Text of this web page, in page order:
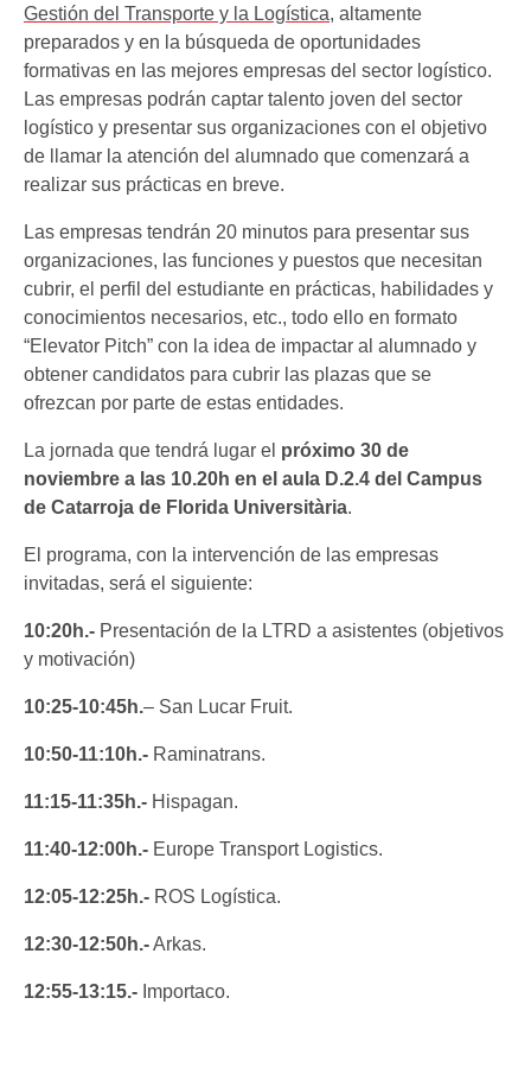
Gestión del Transporte y la Logística, altamente
preparados y en la búsqueda de oportunidades
formativas en las mejores empresas del sector logístico.
Las empresas podrán captar talento joven del sector
logístico y presentar sus organizaciones con el objetivo
de llamar la atención del alumnado que comenzará a
realizar sus prácticas en breve.
Las empresas tendrán 20 minutos para presentar sus
organizaciones, las funciones y puestos que necesitan
cubrir, el perfil del estudiante en prácticas, habilidades y
conocimientos necesarios, etc., todo ello en formato
“Elevator Pitch” con la idea de impactar al alumnado y
obtener candidatos para cubrir las plazas que se
ofrezcan por parte de estas entidades.
La jornada que tendrá lugar el próximo 30 de
noviembre a las 10.20h en el aula D.2.4 del Campus
de Catarroja de Florida Universitària.
El programa, con la intervención de las empresas
invitadas, será el siguiente:
10:20h.- Presentación de la LTRD a asistentes (objetivos
y motivación)
10:25-10:45h.– San Lucar Fruit.
10:50-11:10h.- Raminatrans.
11:15-11:35h.- Hispagan.
11:40-12:00h.- Europe Transport Logistics.
12:05-12:25h.- ROS Logística.
12:30-12:50h.-Arkas.
12:55-13:15.- Importaco.